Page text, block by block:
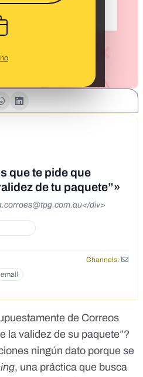
que te pide que
de tu paquete”»
</div>
Channels:
email
de Correos
la validez de su paquete”?
ningún dato porque se
, una práctica que busca